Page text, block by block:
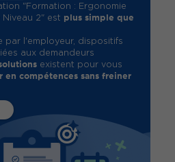
"Formation : Ergonomie
2" est plus simple que
par l'employeur, dispositifs
aux demandeurs
existent pour vous
en compétences sans freiner